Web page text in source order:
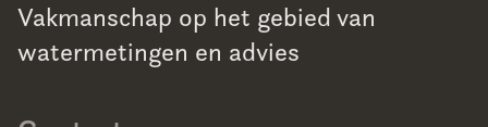
Vakmanschap op het gebied van
watermetingen en advies